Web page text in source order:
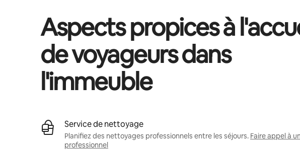
Aspects propices à
de voyageurs dans
l'immeuble
Service de nettoyage
Planifiez des nettoyages professionnels entre les séjours. Faire appel à
professionnel